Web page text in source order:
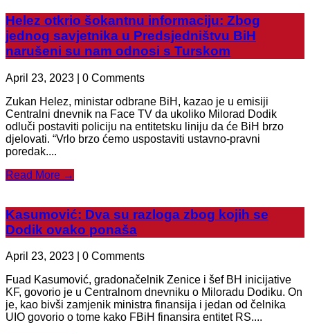
Helez otkrio šokantnu informaciju: Zbog
jednog savjetnika u Predsjedništvu BiH
narušeni su nam odnosi s Turskom
April 23, 2023 | 0 Comments
Zukan Helez, ministar odbrane BiH, kazao je u emisiji
Centralni dnevnik na Face TV da ukoliko Milorad Dodik
odluči postaviti policiju na entitetsku liniju da će BiH brzo
djelovati. “Vrlo brzo ćemo uspostaviti ustavno-pravni
poredak....
Read More →
Kasumović: Dva su razloga zbog kojih se
Dodik ovako ponaša
April 23, 2023 | 0 Comments
Fuad Kasumović, gradonačelnik Zenice i šef BH inicijative
KF, govorio je u Centralnom dnevniku o Miloradu Dodiku. On
je, kao bivši zamjenik ministra finansija i jedan od čelnika
UIO govorio o tome kako FBiH finansira entitet RS....